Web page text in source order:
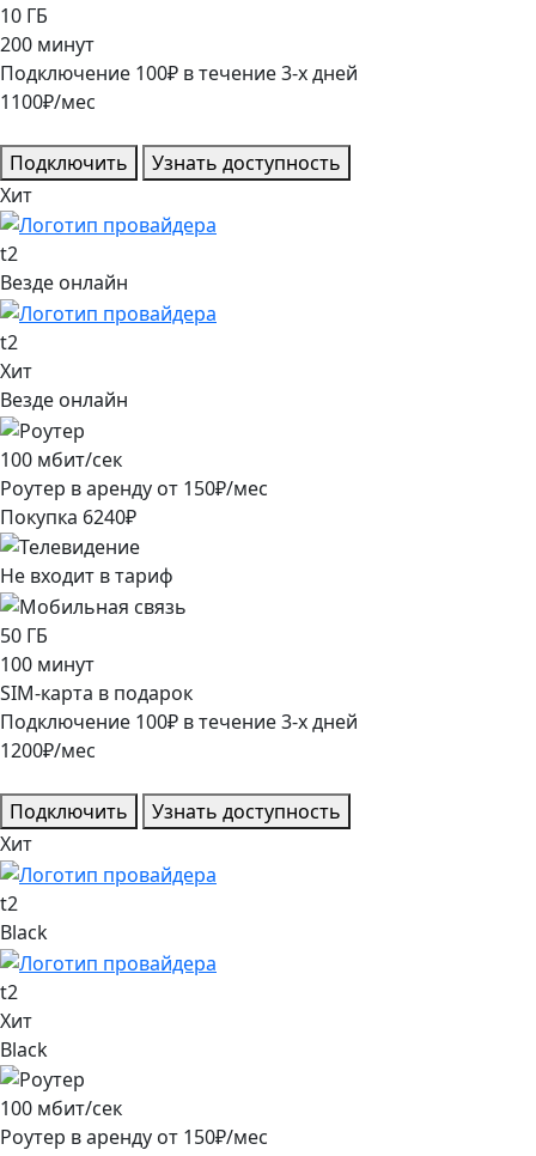
10 ГБ
200 минут
Подключение 100₽ в течение3-х дней
1100₽/мес
Подключить
Узнать доступность
Хит
t2
Везде онлайн
t2
Хит
Везде онлайн
100 мбит/сек
Роутер в аренду от 150₽/мес
Покупка 6240₽
Не входит в тариф
50 ГБ
100 минут
SIM-карта в подарок
Подключение 100₽ в течение3-х дней
1200₽/мес
Подключить
Узнать доступность
Хит
t2
Black
t2
Хит
Black
100 мбит/сек
Роутер в аренду от 150₽/мес